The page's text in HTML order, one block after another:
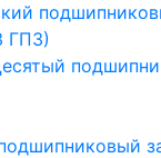
ГПЗ)